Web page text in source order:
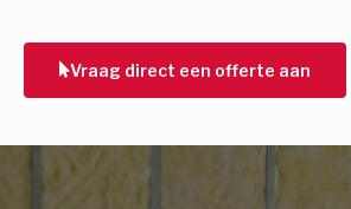
Vraag direct een offerte aan
Vorige Volgende